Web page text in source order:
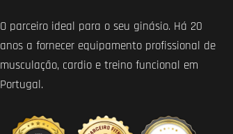
O parceiro ideal para o seu ginásio. Há 20
anos a fornecer equipamento profissional de
musculação, cardio e treino funcional em
Portugal.